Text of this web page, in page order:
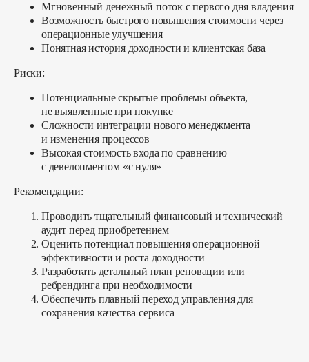
Мгновенный денежный поток с первого дня владения
Возможность быстрого повышения стоимости через
операционные улучшения
Понятная история доходности и клиентская база
Риски:
Потенциальные скрытые проблемы объекта,
не выявленные при покупке
Сложности интеграции нового менеджмента
и изменения процессов
Высокая стоимость входа по сравнению
с девелопментом «с нуля»
Рекомендации:
Проводить тщательный финансовый и технический
аудит перед приобретением
Оценить потенциал повышения операционной
эффективности и роста доходности
Разработать детальный план реновации или
ребрендинга при необходимости
Обеспечить плавный переход управления для
сохранения качества сервиса